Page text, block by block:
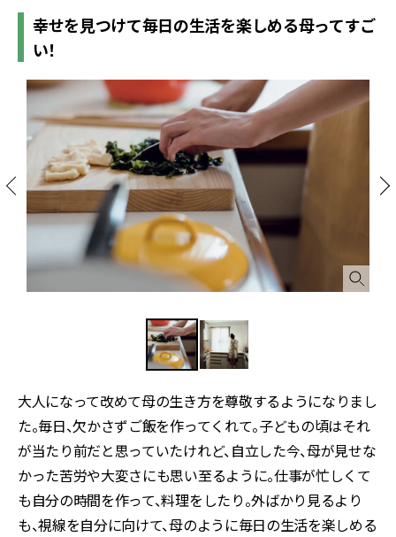
幸せを見つけて毎日の生活を楽しめる母ってすご
い！
大人になって改めて母の生き方を尊敬するようになりまし
た。毎日、欠かさずご飯を作ってくれて。子どもの頃はそれ
が当たり前だと思っていたけれど、自立した今、母が見せな
かった苦労や大変さにも思い至るように。仕事が忙しくて
も自分の時間を作って、料理をしたり。外ばかり見るより
も、視線を自分に向けて、母のように毎日の生活を楽しめる